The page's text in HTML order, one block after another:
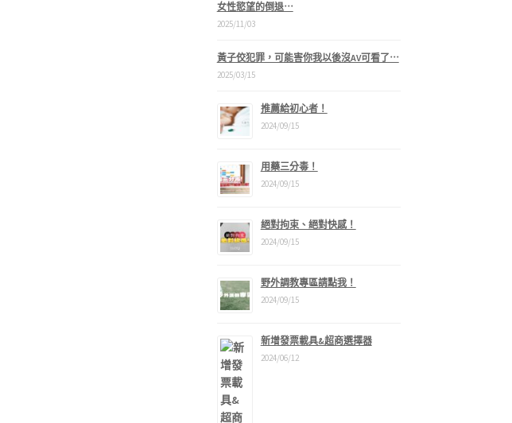
女性慾望的倒退⋯
2025/11/03
黃子佼犯罪，可能害你我以後沒AV可看了⋯
2025/03/15
推薦給初心者！
2024/09/15
用藥三分毒！
2024/09/15
絕對拘束、絕對快感！
2024/09/15
野外調教專區請點我！
2024/09/15
新增發票載具&超商選擇器
2024/06/12